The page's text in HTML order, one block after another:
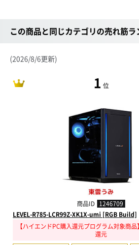
この商品と同じカテゴリの売れ筋ラ
(2026/8/6更新)
1 位
商品ID 1246709
LEVEL-R785-LCR99Z-XK1X-umi [RGB Build]
【ハイエンドPC購入還元プログラム対象商
還元